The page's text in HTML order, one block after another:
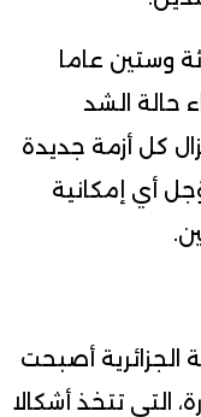
وستين عاما
حالة الشد
كل أزمة جديدة
أي إمكانية
الجزائرية أصبحت
التي تتخذ أشكالا